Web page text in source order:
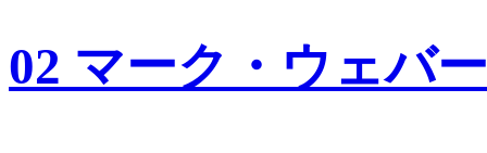
02 マーク・ウェバー